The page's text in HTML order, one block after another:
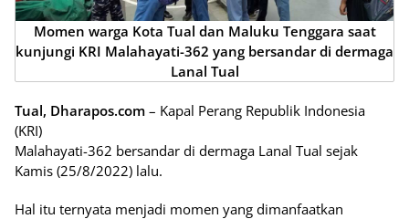
Momen warga Kota Tual dan Maluku Tenggara saat
kunjungi KRI Malahayati-362 yang bersandar di dermaga
Lanal Tual
Tual, Dharapos.com – Kapal Perang Republik Indonesia
(KRI)
Malahayati-362 bersandar di dermaga Lanal Tual sejak
Kamis (25/8/2022) lalu.
Hal itu ternyata menjadi momen yang dimanfaatkan